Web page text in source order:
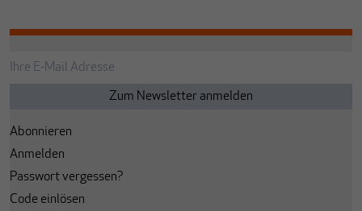
Abonnieren
Anmelden
Passwort vergessen?
Code einlösen